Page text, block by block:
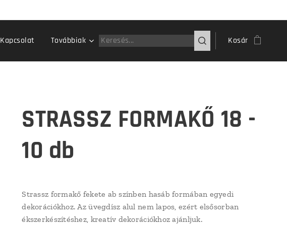
Kapcsolat Továbbiak Kosár
STRASSZ FORMAKŐ 18 -
10 db
Strassz formakő fekete ab színben hasáb formában egyedi
dekorációkhoz. Az üvegdísz alul nem lapos, ezért elsősorban
ékszerkészítéshez, kreatív dekorációkhoz ajánljuk.